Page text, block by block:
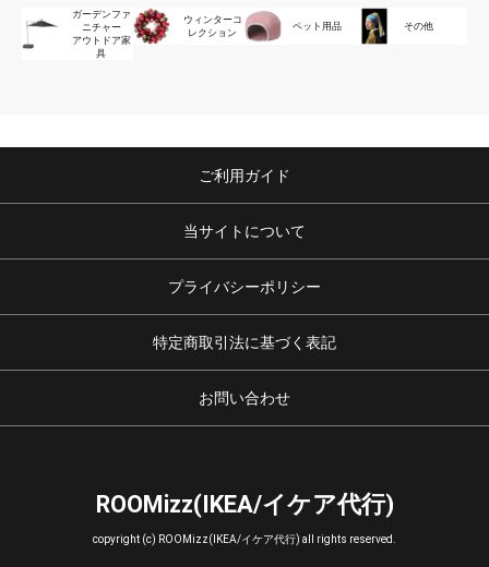
ガーデンファ
ニチャー
アウトドア家
具
ウィンターコ
レクション
ペット用品 その他
ご利用ガイド
当サイトについて
プライバシーポリシー
特定商取引法に基づく表記
お問い合わせ
ROOMizz(IKEA/イケア代行)
copyright (c) ROOMizz(IKEA/イケア代行) all rights reserved.